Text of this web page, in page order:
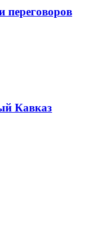
переговоров
Кавказ